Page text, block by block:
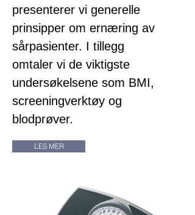
presenterer vi generelle
prinsipper om ernæring av
sårpasienter. I tillegg
omtaler vi de viktigste
undersøkelsene som BMI,
screeningverktøy og
blodprøver.
LES MER